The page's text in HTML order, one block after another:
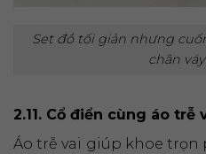
Set đồ tối giản nhưng
chân
2.11. Cổ điển cùng áo trễ
Áo trễ vai giúp khoe trọn